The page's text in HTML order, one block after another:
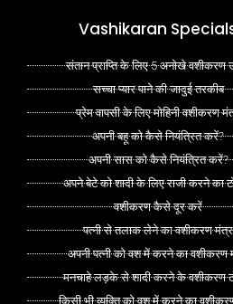
Vashikaran
संतान प्राप्ति के लिए 5 अनोखे वशीकरण
सच्चा प्यार पाने की जादुई तरकीब
प्रेम वापसी के लिए मोहिनी वशीकरण
अपनी बहू को कैसे नियंत्रित करें?
अपनी सास को कैसे नियंत्रित करें?
अपने बेटे को शादी के लिए राजी करने का
वशीकरण कैसे दूर करें
पत्नी से तलाक लेने का वशीकरण मंत्र
अपनी पत्नी को वश में करने का वशीकरण
मनचाहे लड़के से शादी करने के वशीकरण
किसी भी व्यक्ति को वश में करने का